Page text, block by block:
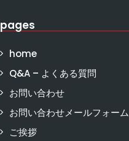
pages
home
Q&A – よくある質問
お問い合わせ
お問い合わせメールフォーム
ご挨拶